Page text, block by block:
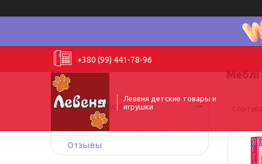
+380 (99) 441-78-96
Левеня детские товары и
игрушки
Товары и услуги
Отзывы